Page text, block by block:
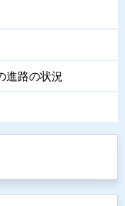
進路の状況